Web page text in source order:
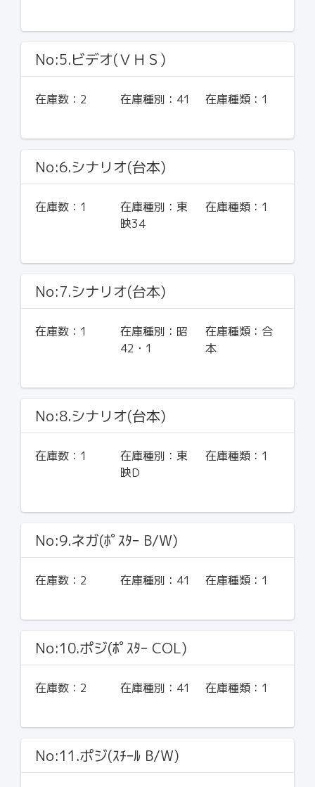
No:5.ビデオ(ＶＨＳ)
在庫数： 2 在庫種別： 41 在庫種類： 1
No:6.シナリオ(台本)
在庫数： 1 在庫種別： 東
映34
在庫種類： 1
No:7.シナリオ(台本)
在庫数： 1 在庫種別： 昭
42・1
在庫種類： 合
本
No:8.シナリオ(台本)
在庫数： 1 在庫種別： 東
映D
在庫種類： 1
No:9.ネガ(ﾎﾟｽﾀｰ B/W)
在庫数： 2 在庫種別： 41 在庫種類： 1
No:10.ポジ(ﾎﾟｽﾀｰ COL)
在庫数： 2 在庫種別： 41 在庫種類： 1
No:11.ポジ(ｽﾁｰﾙ B/W)